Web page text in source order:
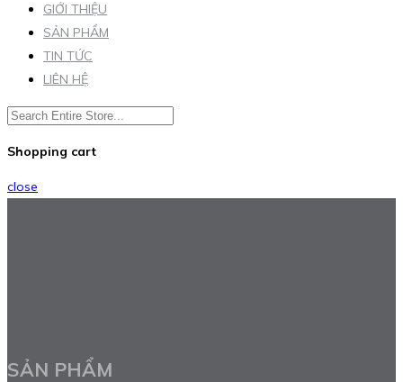
GIỚI THIỆU
SẢN PHẨM
TIN TỨC
LIÊN HỆ
Shopping cart
close
SẢN PHẨM